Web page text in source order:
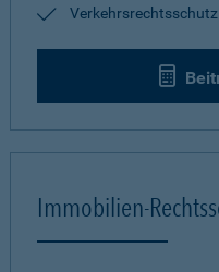
Verkehrsrechtsschutz
Immobilien-